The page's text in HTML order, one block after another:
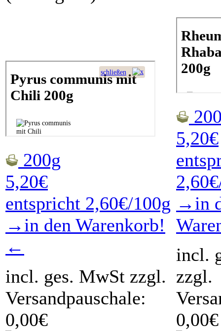
200g
5,20€
entspricht 2,60€/100g
→in den Warenkorb!
←
incl. ges. MwSt zzgl.
Versandpauschale:
0,00€
5,20€
→in
incl.
zzgl.
0,00€